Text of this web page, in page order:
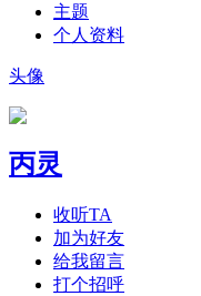
主题
个人资料
头像
丙灵
收听TA
加为好友
给我留言
打个招呼